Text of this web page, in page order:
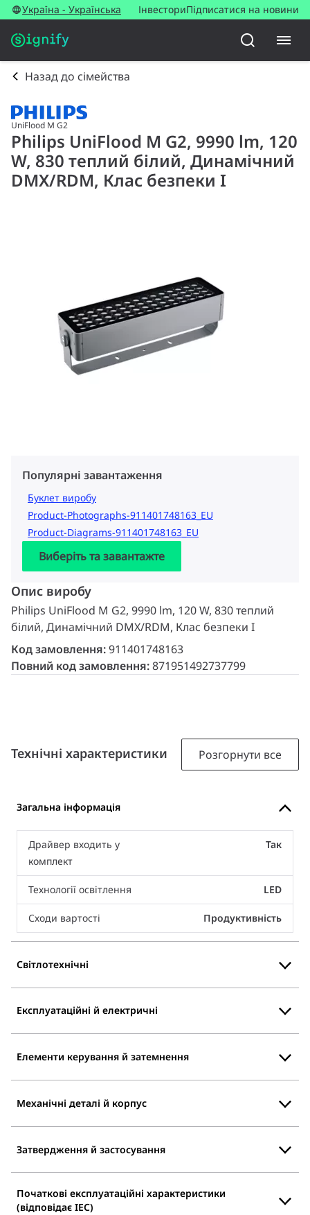
Україна - Українська ІнвесториПідписатися на новини
Назад до сімейства
UniFlood M G2
Philips UniFlood M G2, 9990 lm, 120
W, 830 теплий білий, Динамічний
DMX/RDM, Клас безпеки I
Популярні завантаження
Буклет виробу
Product-Photographs-911401748163_EU
Product-Diagrams-911401748163_EU
Виберіть та завантажте
Опис виробу
Philips UniFlood M G2, 9990 lm, 120 W, 830 теплий
білий, Динамічний DMX/RDM, Клас безпеки I
Код замовлення:911401748163
Повний код замовлення:871951492737799
Технічні характеристики Розгорнути все
Загальна інформація
Драйвер входить у
комплект
Так
Технології освітлення LED
Сходи вартості Продуктивність
Світлотехнічні
Експлуатаційні й електричні
Елементи керування й затемнення
Механічні деталі й корпус
Затвердження й застосування
Початкові експлуатаційні характеристики
(відповідає IEC)